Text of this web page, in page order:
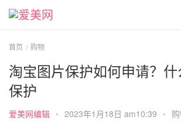
首页 购物
淘宝图片保护如何申请？
保护
爱美网编辑 • 2023年1月18日 am10:39 •